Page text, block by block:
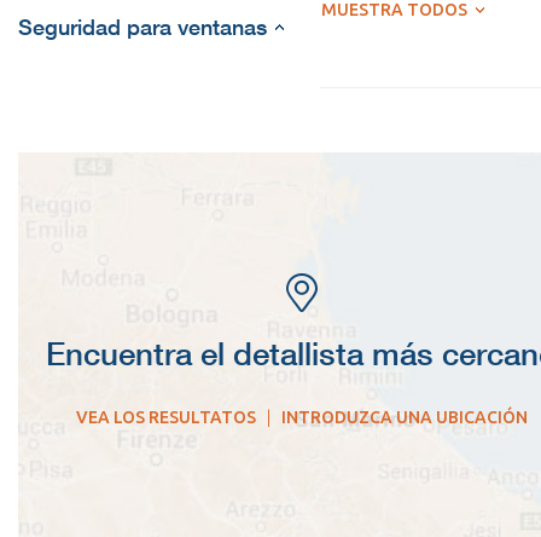
Seguridad para ventanas
MUESTRA TODOS
Encuentra el detallista más
VEA LOS RESULTATOS INTRODUZCA UNA UBICACIÓN